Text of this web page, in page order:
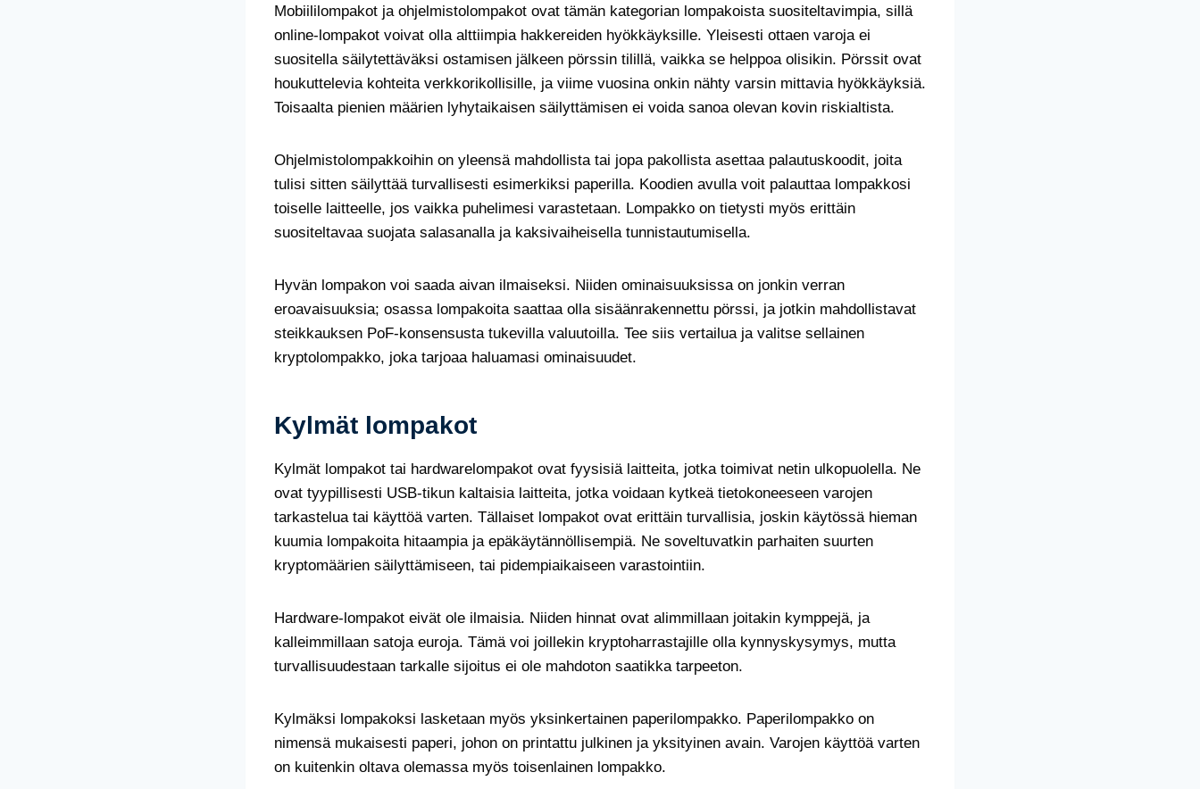
Mobiililompakot ja ohjelmistolompakot ovat tämän kategorian lompakoista suositeltavimpia, sillä
online-lompakot voivat olla alttiimpia hakkereiden hyökkäyksille. Yleisesti ottaen varoja ei
suositella säilytettäväksi ostamisen jälkeen pörssin tilillä, vaikka se helppoa olisikin. Pörssit ovat
houkuttelevia kohteita verkkorikollisille, ja viime vuosina onkin nähty varsin mittavia hyökkäyksiä.
Toisaalta pienien määrien lyhytaikaisen säilyttämisen ei voida sanoa olevan kovin riskialtista.
Ohjelmistolompakkoihin on yleensä mahdollista tai jopa pakollista asettaa palautuskoodit, joita
tulisi sitten säilyttää turvallisesti esimerkiksi paperilla. Koodien avulla voit palauttaa lompakkosi
toiselle laitteelle, jos vaikka puhelimesi varastetaan. Lompakko on tietysti myös erittäin
suositeltavaa suojata salasanalla ja kaksivaiheisella tunnistautumisella.
Hyvän lompakon voi saada aivan ilmaiseksi. Niiden ominaisuuksissa on jonkin verran
eroavaisuuksia; osassa lompakoita saattaa olla sisäänrakennettu pörssi, ja jotkin mahdollistavat
steikkauksen PoF-konsensusta tukevilla valuutoilla. Tee siis vertailua ja valitse sellainen
kryptolompakko, joka tarjoaa haluamasi ominaisuudet.
Kylmät lompakot
Kylmät lompakot tai hardwarelompakot ovat fyysisiä laitteita, jotka toimivat netin ulkopuolella. Ne
ovat tyypillisesti USB-tikun kaltaisia laitteita, jotka voidaan kytkeä tietokoneeseen varojen
tarkastelua tai käyttöä varten. Tällaiset lompakot ovat erittäin turvallisia, joskin käytössä hieman
kuumia lompakoita hitaampia ja epäkäytännöllisempiä. Ne soveltuvatkin parhaiten suurten
kryptomäärien säilyttämiseen, tai pidempiaikaiseen varastointiin.
Hardware-lompakot eivät ole ilmaisia. Niiden hinnat ovat alimmillaan joitakin kymppejä, ja
kalleimmillaan satoja euroja. Tämä voi joillekin kryptoharrastajille olla kynnyskysymys, mutta
turvallisuudestaan tarkalle sijoitus ei ole mahdoton saatikka tarpeeton.
Kylmäksi lompakoksi lasketaan myös yksinkertainen paperilompakko. Paperilompakko on
nimensä mukaisesti paperi, johon on printattu julkinen ja yksityinen avain. Varojen käyttöä varten
on kuitenkin oltava olemassa myös toisenlainen lompakko.